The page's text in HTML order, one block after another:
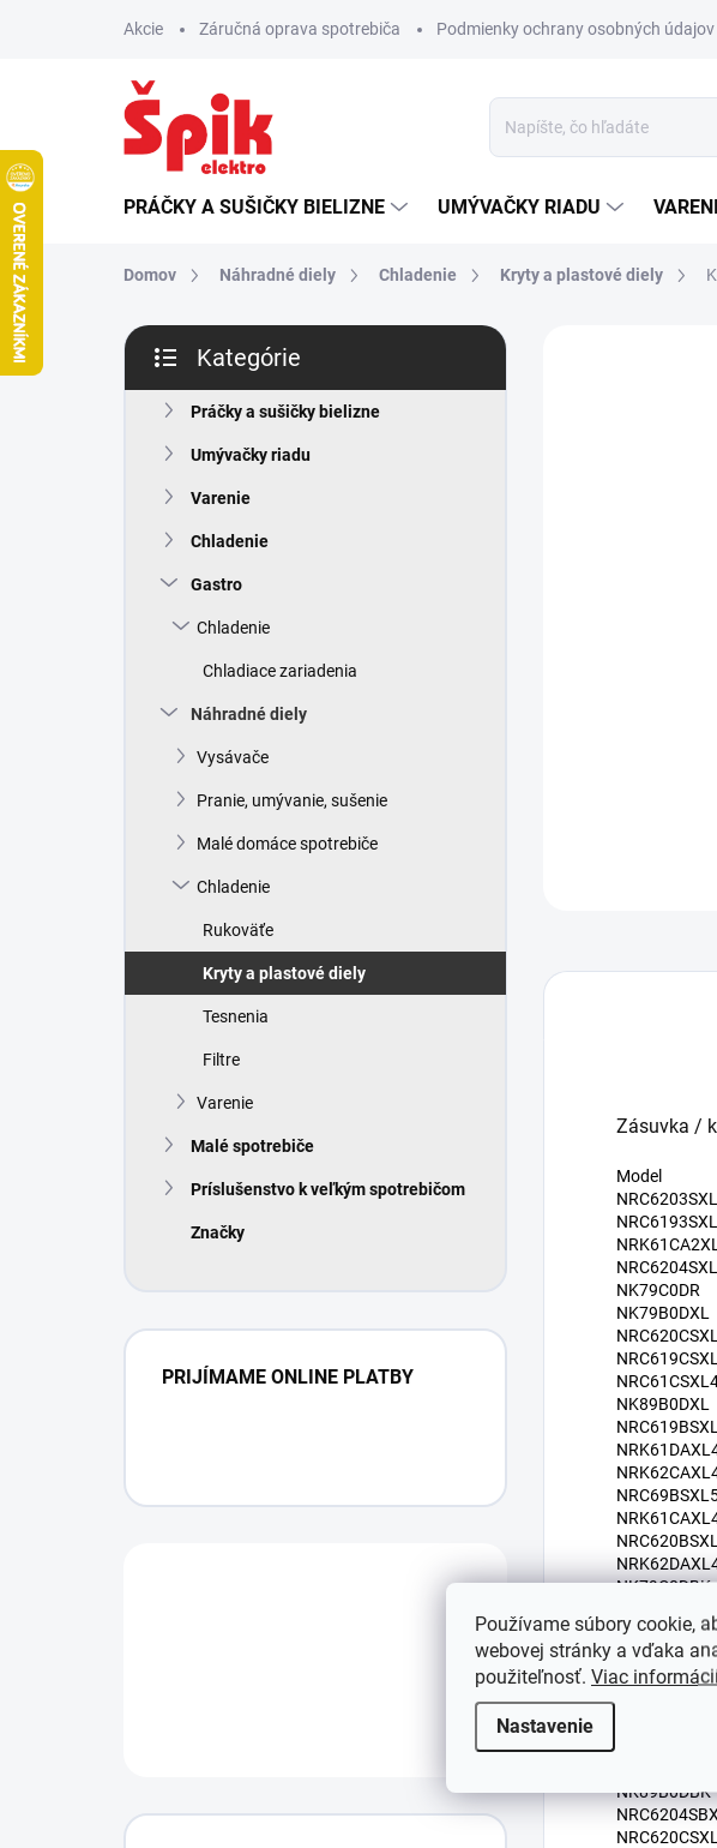
Používame súbory cookie,
webovej stránky a vďaka
použiteľnosť. Viac
Nastavenie
Akcie Záručná oprava spotrebiča Podmienky ochrany osobných údajov
PRÁČKY A SUŠIČKY BIELIZNE UMÝVAČKY RIADU
Domov Náhradné diely Chladenie Kryty a plastové diely
B
č
kategórie
Kategórie
Práčky a sušičky bielizne
Umývačky riadu
Varenie
Chladenie
Gastro
Chladenie
Chladiace zariadenia
Náhradné diely
Vysávače
Pranie, umývanie, sušenie
Malé domáce spotrebiče
Chladenie
Rukoväťe
Kryty a plastové diely
Tesnenia
Filtre
Varenie
Malé spotrebiče
Príslušenstvo k veľkým spotrebičom
Značky
PRIJÍMAME ONLINE PLATBY
Zásuvka /
Model
NK79C0DR
NK79B0DXL
NK89B0DXL
NK79C0DBK
NK89C0DR
NK89B0DR
NK89B0DBK